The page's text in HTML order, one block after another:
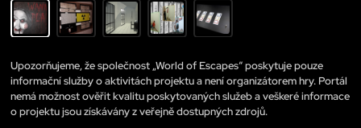
Upozorňujeme, že společnost „World of Escapes“ poskytuje pouze
informační služby o aktivitách projektu a není organizátorem hry. Portál
nemá možnost ověřit kvalitu poskytovaných služeb a veškeré informace
o projektu jsou získávány z veřejně dostupných zdrojů.